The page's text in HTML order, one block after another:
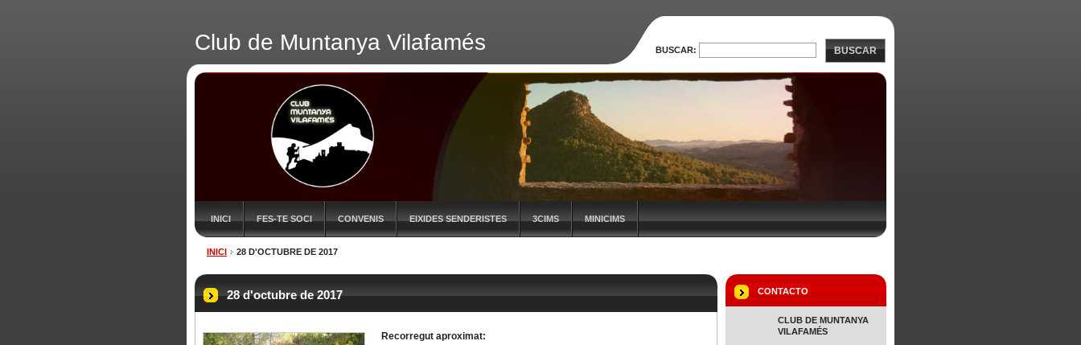
Club de Muntanya Vilafamés
INICI FES-TE SOCI CONVENIS EIXIDES SENDERISTES 3CIMS MINICIMS
INICI 28 D'OCTUBRE DE 2017
28 d'octubre de 2017
Recorregut aproximat:
CONTACTO
CLUB DE MUNTANYA
VILAFAMÉS
BUSCAR: BUSCAR